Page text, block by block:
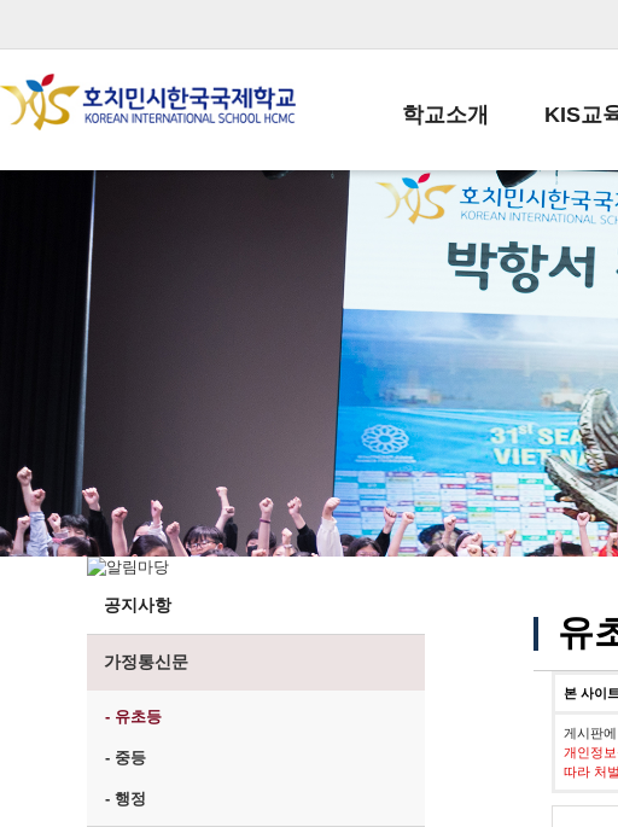
학교소개
학교장인사말
학교상징
학교연혁
교직원현황
학생현황
위치/전화
전경사진
KIS교
교육목표
학사일정
일과시간표
성과평가
공지사항
가정통신문
- 유초등
- 중등
- 행정
유
본 사이
게시판
개인정
따라 처